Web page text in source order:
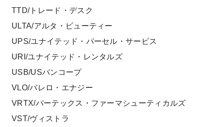
TTD/トレード・デスク
ULTA/アルタ・ビューティー
UPS/ユナイテッド・パーセル・サービス
URI/ユナイテッド・レンタルズ
USB/USバンコープ
VLO/バレロ・エナジー
VRTX/バーテックス・ファーマシューティカルズ
VST/ヴィストラ